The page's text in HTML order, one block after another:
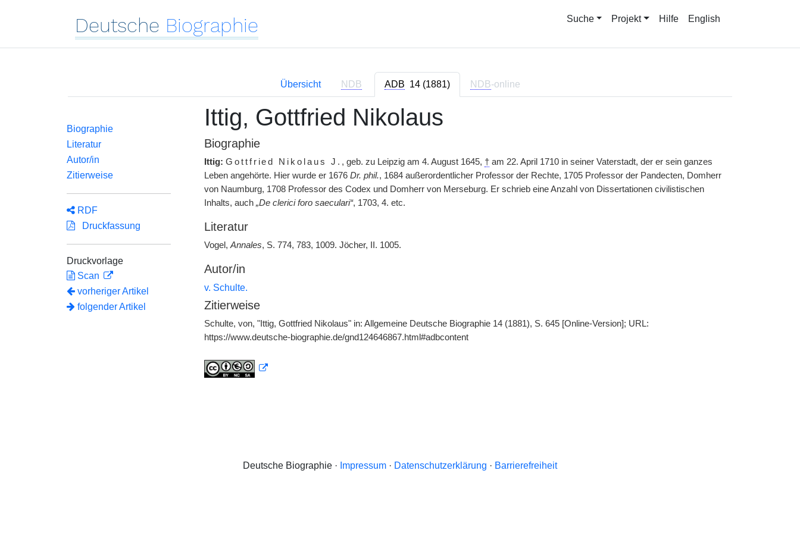
Deutsche Biographie Suche Projekt Hilfe English
Übersicht NDB ADB 14 (1881) NDB-online
Biographie
Literatur
Autor/in
Zitierweise
RDF
Druckfassung
Druckvorlage
Scan
vorheriger Artikel
folgender Artikel
Ittig, Gottfried Nikolaus
Biographie
Ittig: Gottfried Nikolaus J. , geb. zu Leipzig am 4. August 1645, † am 22. April 1710 in seiner Vaterstadt, der er sein ganzes
Leben angehörte. Hier wurde er 1676 Dr. phil., 1684 außerordentlicher Professor der Rechte, 1705 Professor der Pandecten, Domherr
von Naumburg, 1708 Professor des Codex und Domherr von Merseburg. Er schrieb eine Anzahl von Dissertationen civilistischen
Inhalts, auch „De clerici foro saeculari“, 1703, 4. etc.
Literatur
Vogel, Annales, S. 774, 783, 1009. Jöcher, II. 1005.
Autor/in
v. Schulte.
Zitierweise
Schulte, von, "Ittig, Gottfried Nikolaus" in: Allgemeine Deutsche Biographie 14 (1881), S. 645 [Online-Version]; URL:
https://www.deutsche-biographie.de/gnd124646867.html#adbcontent
Deutsche Biographie · Impressum · Datenschutzerklärung · Barrierefreiheit